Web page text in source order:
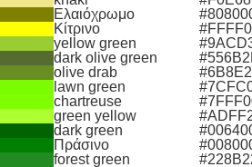
Ελαιόχρωμο
Κίτρινο
yellow green
dark olive green
olive drab
lawn green
chartreuse
green yellow
dark green
Πράσινο
forest green